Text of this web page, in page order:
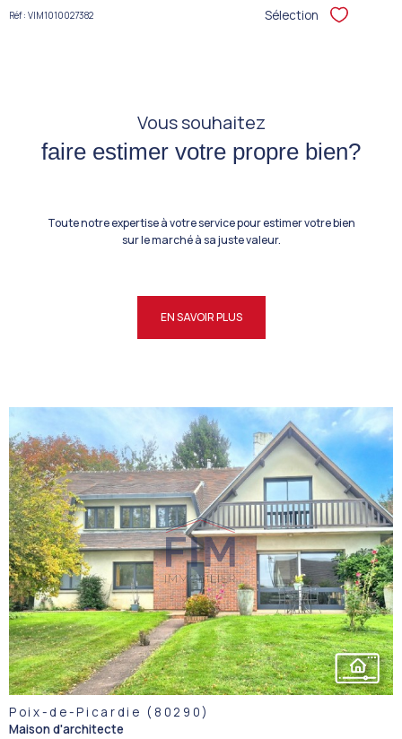
Réf : VIM1010027382 Sélection Sélectionner
Vous souhaitez
faire estimer votre propre bien?
Toute notre expertise à votre service pour estimer votre bien
sur le marché à sa juste valeur.
EN SAVOIR PLUS
VOIR LE
BIEN
Poix-de-Picardie (80290)
Maison d'architecte